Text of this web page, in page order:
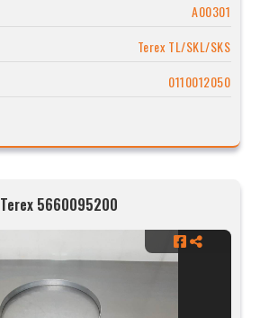
A00301
Terex TL/SKL/SKS
0110012050
Terex 5660095200